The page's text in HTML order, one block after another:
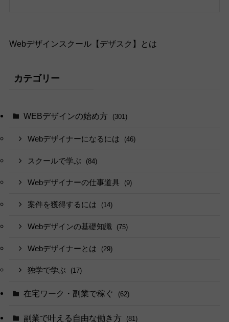
Webデザインスクール【デザスク】とは
カテゴリー
WEBデザインの始め方 (301)
Webデザイナーになるには (46)
スクールで学ぶ (84)
Webデザイナーの仕事道具 (9)
案件を獲得するには (14)
Webデザインの基礎知識 (75)
Webデザイナーとは (29)
独学で学ぶ (17)
在宅ワーク・副業で稼ぐ (62)
副業で叶える自由な働き方 (81)